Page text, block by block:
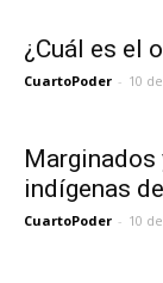
¿Cuál es el
CuartoPoder - 10
Marginados
indígenas
CuartoPoder - 10